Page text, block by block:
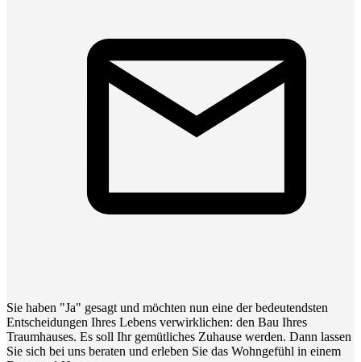
Sie haben "Ja" gesagt und möchten nun eine der bedeutendsten
Entscheidungen Ihres Lebens verwirklichen: den Bau Ihres
Traumhauses. Es soll Ihr gemütliches Zuhause werden. Dann lassen
Sie sich bei uns beraten und erleben Sie das Wohngefühl in einem